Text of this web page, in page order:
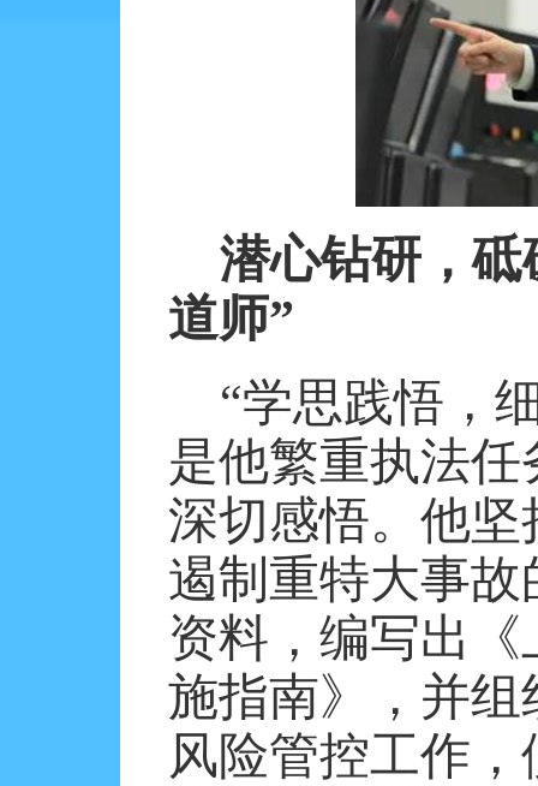
潜心钻研，
道师”
“学思践悟，
是他繁重执法
深切感悟。他
遏制重特大事
资料，编写出
施指南》，并
风险管控工作